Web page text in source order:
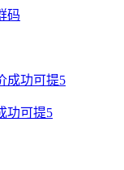
码
功可提5